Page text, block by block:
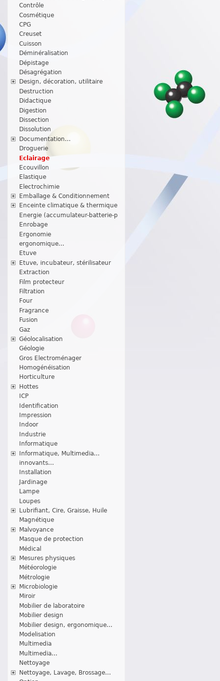
Contrôle
Cosmétique
CPG
Creuset
Cuisson
Déminéralisation
Dépistage
Désagrégation
Design, décoration, utilitaire
Destruction
Didactique
Digestion
Dissection
Dissolution
Documentation...
Droguerie
Eclairage
Ecouvillon
Elastique
Electrochimie
Emballage & Conditionnement
Enceinte climatique & thermique
Energie (accumulateur-batterie-p
Enrobage
Ergonomie
ergonomique...
Etuve
Etuve, incubateur, stérilisateur
Extraction
Film protecteur
Filtration
Four
Fragrance
Fusion
Gaz
Géolocalisation
Géologie
Gros Electroménager
Homogénéisation
Horticulture
Hottes
ICP
Identification
Impression
Indoor
Industrie
Informatique
Informatique, Multimedia...
innovants...
Installation
Jardinage
Lampe
Loupes
Lubrifiant, Cire, Graisse, Huile
Magnétique
Malvoyance
Masque de protection
Médical
Mesures physiques
Météorologie
Métrologie
Microbiologie
Miroir
Mobilier de laboratoire
Mobilier design
Mobilier design, ergonomique...
Modelisation
Multimedia
Multimedia...
Nettoyage
Nettoyage, Lavage, Brossage...